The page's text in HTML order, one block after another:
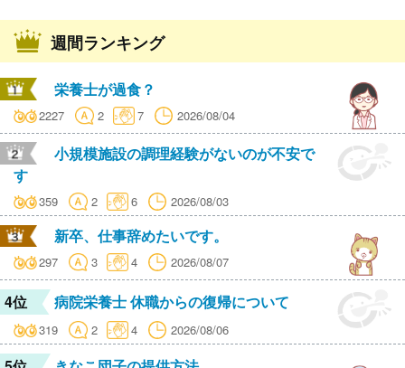
週間ランキング
栄養士が過食？
2227 2 7 2026/08/04
小規模施設の調理経験がないのが不安で
す
359 2 6 2026/08/03
新卒、仕事辞めたいです。
297 3 4 2026/08/07
4位 病院栄養士 休職からの復帰について
319 2 4 2026/08/06